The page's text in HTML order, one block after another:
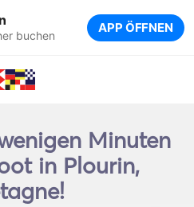
buchen APP ÖFFNEN
Minuten
in Plourin,